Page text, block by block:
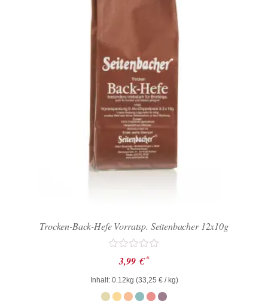
Trocken-Back-Hefe Vorratsp. Seitenbacher 12x10g
Bewertet
mit
0
von
5
3,99 € *
Inhalt: 0.12kg (33,25 €/ kg)